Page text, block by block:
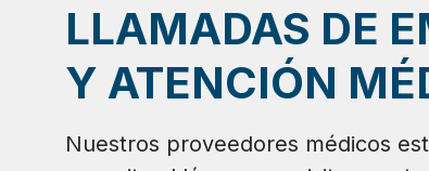
LLAMADAS DE
Y ATENCIÓN
Nuestros proveedores médicos